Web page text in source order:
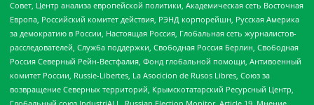
Совет, Центр анализа европейской политики, Академическая сеть Восточная
Европа, Российский комитет действия, РЭНД корпорейшн, Русская Америка
за демократию в России, Настоящая Россия, Глобальная сеть журналистов-
расследователей, Служба поддержки, Свободная Россия Берлин, Свободная
Россия Северный Рейн-Вестфалия, Фонд глобальной помощи, Антивоенный
комитет России, Russie-Libertes, La Asocicion de Rusos Libres, Союз за
возвращение Северных территорий, Крымскотатарский Ресурсный Центр,